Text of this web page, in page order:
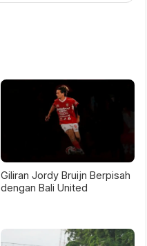
Giliran Jordy Bruijn Berpisah
dengan Bali United